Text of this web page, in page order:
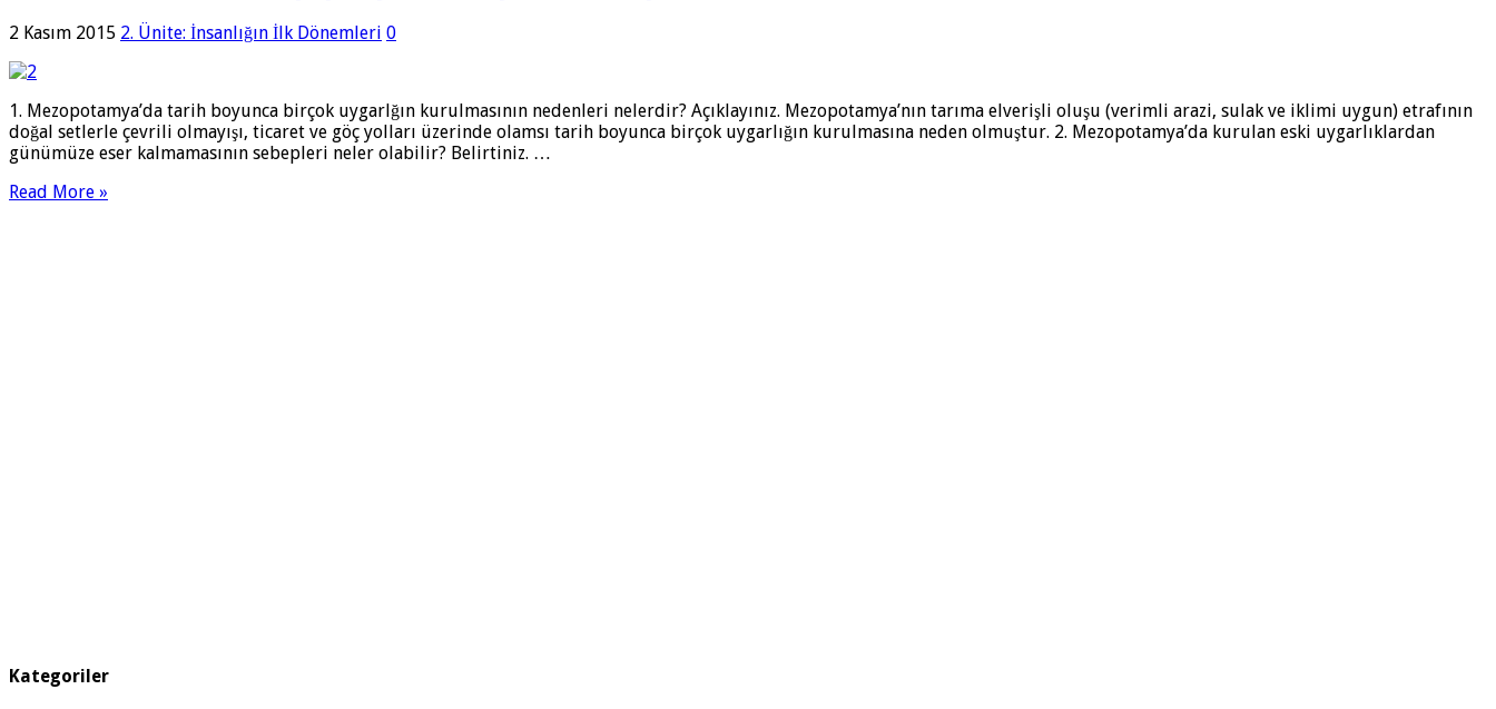
2 Kasım 2015 2. Ünite: İnsanlığın İlk Dönemleri 0
1. Mezopotamya’da tarih boyunca birçok uygarlğın kurulmasının nedenleri nelerdir? Açıklayınız. Mezopotamya’nın tarıma elverişli oluşu (verimli arazi, sulak ve iklimi uygun) etrafının
doğal setlerle çevrili olmayışı, ticaret ve göç yolları üzerinde olamsı tarih boyunca birçok uygarlığın kurulmasına neden olmuştur. 2. Mezopotamya’da kurulan eski uygarlıklardan
günümüze eser kalmamasının sebepleri neler olabilir? Belirtiniz. …
Read More »
Kategoriler